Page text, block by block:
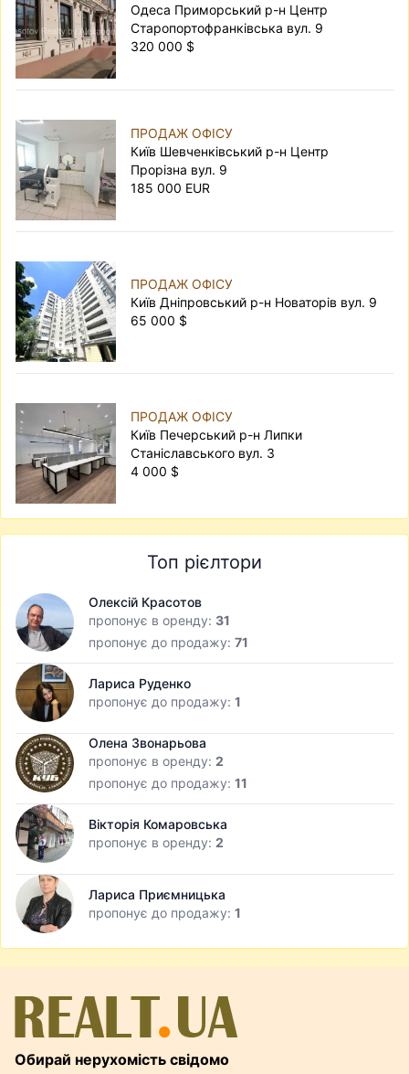
Одеса Приморський р-н Центр
Старопортофранківська вул. 9
320 000 $
ПРОДАЖ ОФІСУ
Київ Шевченківський р-н Центр
Прорізна вул. 9
185 000 EUR
ПРОДАЖ ОФІСУ
Київ Дніпровський р-н Новаторів вул. 9
65 000 $
ПРОДАЖ ОФІСУ
Київ Печерський р-н Липки
Станіславського вул. 3
4 000 $
Топ рієлтори
Олексій Красотов
пропонує в оренду: 31
пропонує до продажу: 71
Лариса Руденко
пропонує до продажу: 1
Олена Звонарьова
пропонує в оренду: 2
пропонує до продажу: 11
Вікторія Комаровська
пропонує в оренду: 2
Лариса Приємницька
пропонує до продажу: 1
Обирай нерухомість свідомо